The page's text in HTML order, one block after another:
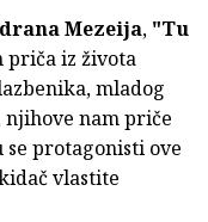
Mezeija, "Tu
priča iz života
mladog
nam priče
protagonisti ove
vlastite